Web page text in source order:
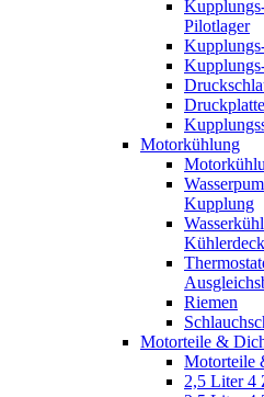
Pilotlager
Motorkühlung
Kupplung
Riemen
Motorteile &
Motorteile
2,5 Liter 4